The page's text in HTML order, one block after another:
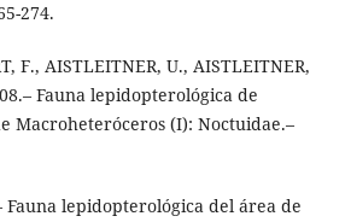
274.
F., AISTLEITNER, U., AISTLEITNER,
Fauna lepidopterológica de
Macroheteróceros (I): Noctuidae.–
Fauna lepidopterológica del área de